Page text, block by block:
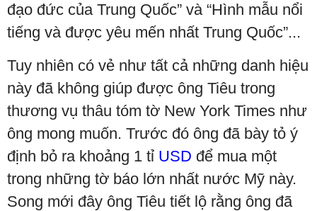
đạo đức của Trung Quốc” và “Hình mẫu nổi
tiếng và được yêu mến nhất Trung Quốc”...
Tuy nhiên có vẻ như tất cả những danh hiệu
này đã không giúp được ông Tiêu trong
thương vụ thâu tóm tờ New York Times như
ông mong muốn. Trước đó ông đã bày tỏ ý
định bỏ ra khoảng 1 tỉ USD để mua một
trong những tờ báo lớn nhất nước Mỹ này.
Song mới đây ông Tiêu tiết lộ rằng ông đã